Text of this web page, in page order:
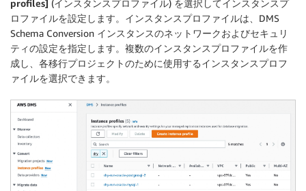
profiles] (インスタンスプロファイル) を選択してインスタンスプ
ロファイルを設定します。インスタンスプロファイルは、DMS
Schema Conversion インスタンスのネットワークおよびセキュリ
ティの設定を指定します。複数のインスタンスプロファイルを作
成し、各移行プロジェクトのために使用するインスタンスプロフ
ァイルを選択できます。